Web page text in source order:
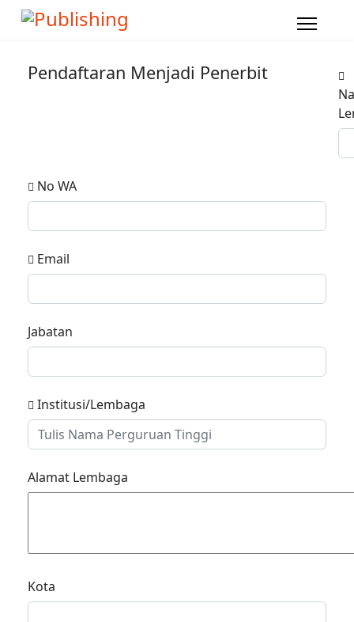
Pendaftaran Menjadi Penerbit
No WA
Email
Jabatan
Institusi/Lembaga
Alamat Lembaga
Kota